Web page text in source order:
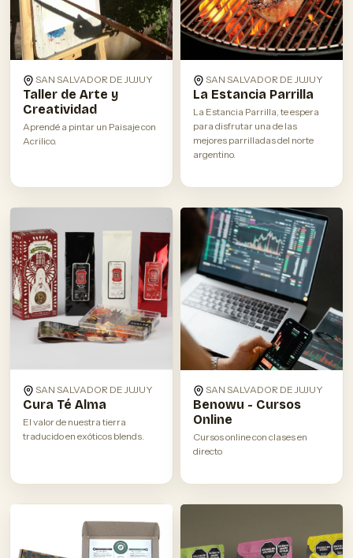
SAN SALVADOR DE JUJUY
Taller de Arte y
Creatividad
Aprendé a pintar un Paisaje con
Acrilico.
SAN SALVADOR DE JUJUY
La Estancia Parrilla
La Estancia Parrilla, te espera
para disfrutar una de las
mejores parrilladas del norte
argentino.
SAN SALVADOR DE JUJUY
Cura Té Alma
El valor de nuestra tierra
traducido en exóticos blends.
SAN SALVADOR DE JUJUY
Benowu - Cursos
Online
Cursos online con clases en
directo